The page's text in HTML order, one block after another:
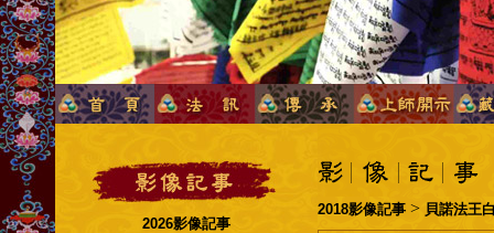
2026影像記事
2018影像記事 > 貝諾法王